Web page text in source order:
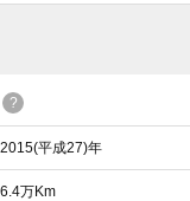
?
2015(平成27)年
6.4万Km